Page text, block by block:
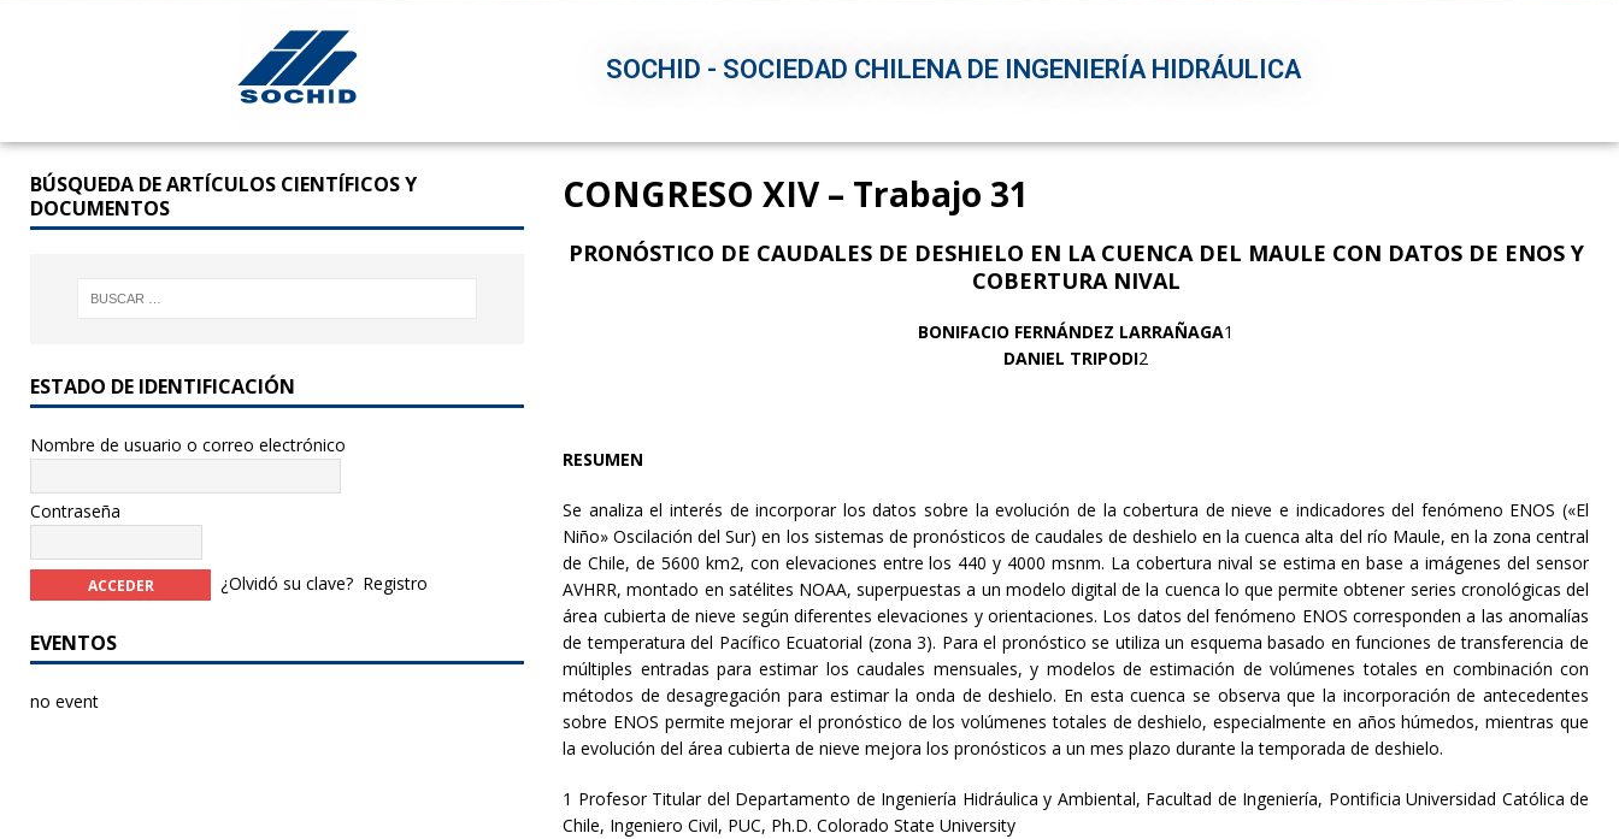
SOCHID - SOCIEDAD CHILENA DE INGENIERÍA HIDRÁULICA
CONGRESO XIV – Trabajo 31
PRONÓSTICO DE CAUDALES DE DESHIELO EN LA CUENCA DEL MAULE CON DATOS DE ENOS Y
COBERTURA NIVAL
BONIFACIO FERNÁNDEZ LARRAÑAGA1
DANIEL TRIPODI2
RESUMEN
Se analiza el interés de incorporar los datos sobre la evolución de la cobertura de nieve e indicadores del fenómeno ENOS («El
Niño» Oscilación del Sur) en los sistemas de pronósticos de caudales de deshielo en la cuenca alta del río Maule, en la zona central
de Chile, de 5600 km2, con elevaciones entre los 440 y 4000 msnm. La cobertura nival se estima en base a imágenes del sensor
AVHRR, montado en satélites NOAA, superpuestas a un modelo digital de la cuenca lo que permite obtener series cronológicas del
área cubierta de nieve según diferentes elevaciones y orientaciones. Los datos del fenómeno ENOS corresponden a las anomalías
de temperatura del Pacífico Ecuatorial (zona 3). Para el pronóstico se utiliza un esquema basado en funciones de transferencia de
múltiples entradas para estimar los caudales mensuales, y modelos de estimación de volúmenes totales en combinación con
métodos de desagregación para estimar la onda de deshielo. En esta cuenca se observa que la incorporación de antecedentes
sobre ENOS permite mejorar el pronóstico de los volúmenes totales de deshielo, especialmente en años húmedos, mientras que
la evolución del área cubierta de nieve mejora los pronósticos a un mes plazo durante la temporada de deshielo.
1 Profesor Titular del Departamento de Ingeniería Hidráulica y Ambiental, Facultad de Ingeniería, Pontificia Universidad Católica de
Chile, Ingeniero Civil, PUC, Ph.D. Colorado State University
BÚSQUEDA DE ARTÍCULOS CIENTÍFICOS Y
DOCUMENTOS
ESTADO DE IDENTIFICACIÓN
Nombre de usuario o correo electrónico
Contraseña
¿Olvidó su clave? Registro
EVENTOS
no event